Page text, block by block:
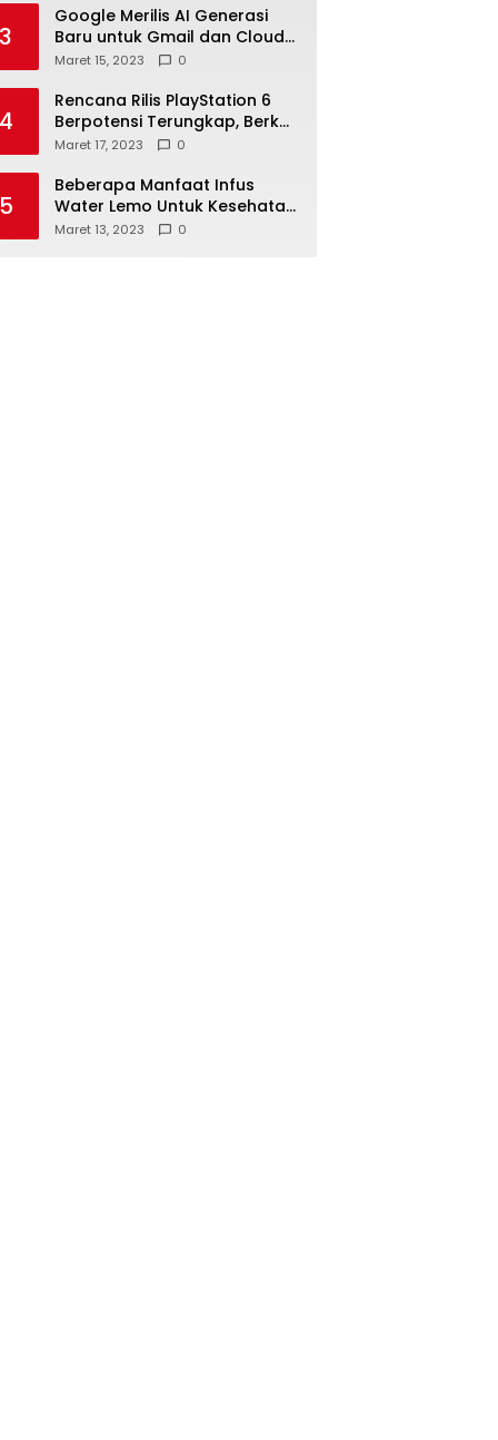
3
Google Merilis AI Generasi
Baru untuk Gmail dan Cloud
Software
Maret 15, 2023 0
4
Rencana Rilis PlayStation 6
Berpotensi Terungkap, Berkat
Microsoft
Maret 17, 2023 0
5
Beberapa Manfaat Infus
Water Lemo Untuk Kesehatan
Anda
Maret 13, 2023 0